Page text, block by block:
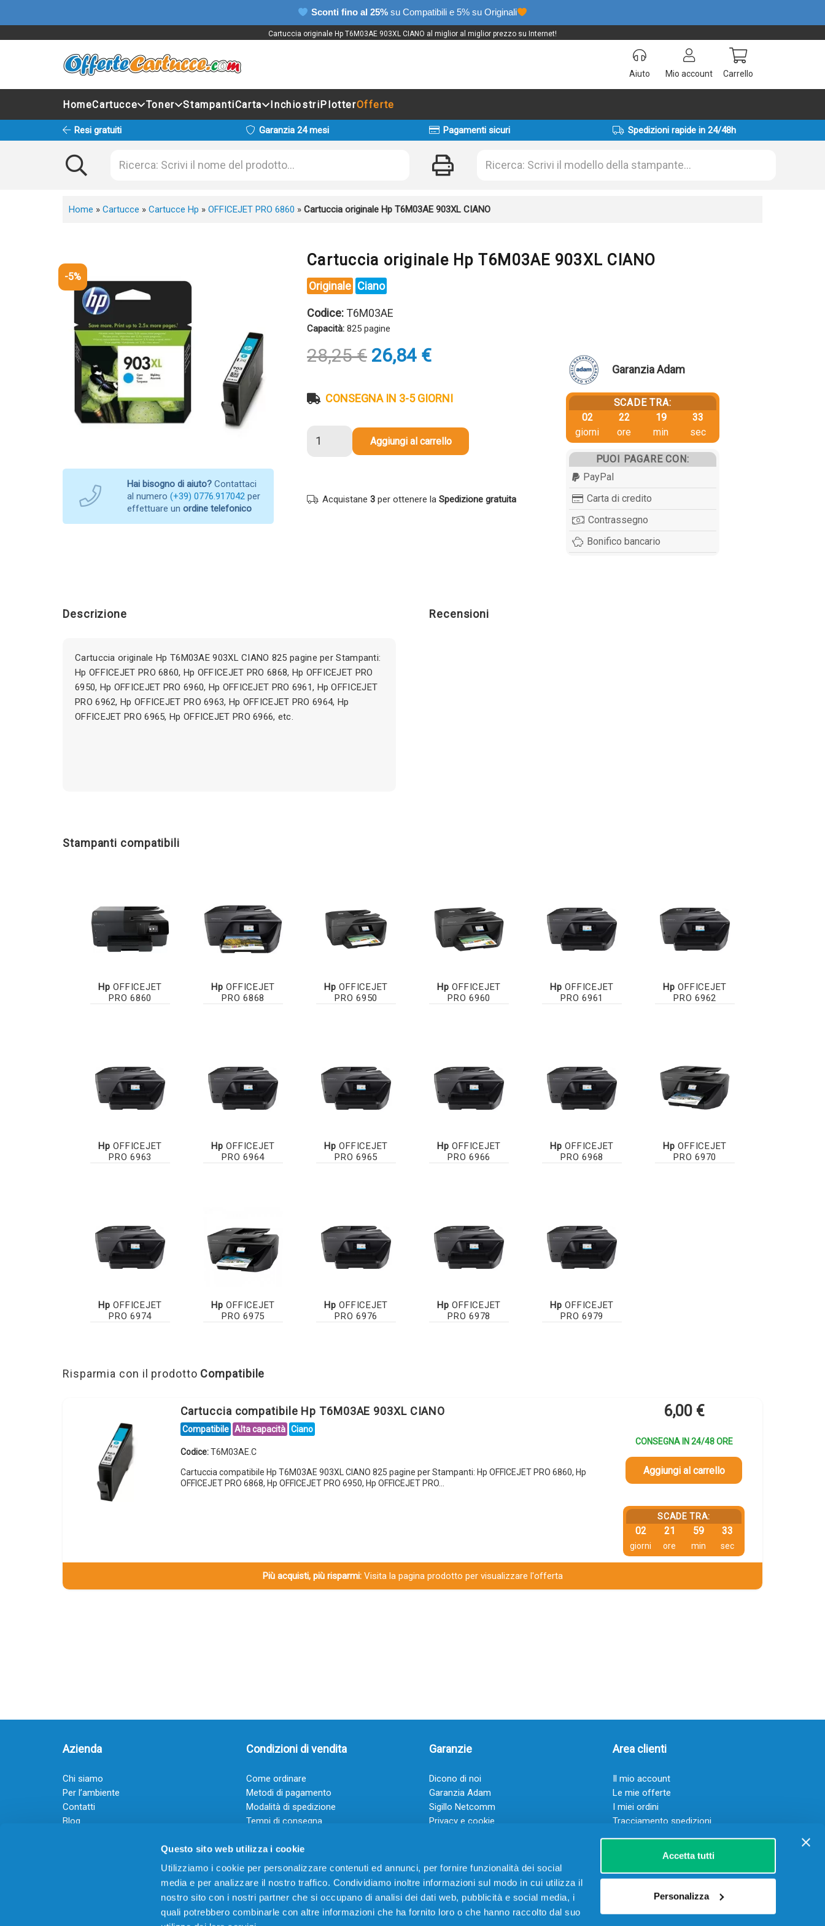
Sconti fino al 25% su Compatibili e 5% su Originali
Questo sito web utilizza i cookie
Utilizziamo i cookie per personalizzare contenuti ed annunci, per fornire funzionalità dei social
media e per analizzare il nostro traffico. Condividiamo inoltre informazioni sul modo in cui utilizza il
nostro sito con i nostri partner che si occupano di analisi dei dati web, pubblicità e social media, i
quali potrebbero combinarle con altre informazioni che ha fornito loro o che hanno raccolto dal suo
Accetta tutti
Personalizza
Cartuccia originale Hp T6M03AE 903XL CIANO al miglior al miglior prezzo su Internet!
Aiuto Mio account Carrello
HomeCartucce Toner StampantiCarta InchiostriPlotterOfferte
Resi gratuiti Garanzia 24 mesi Pagamenti sicuri Spedizioni rapide in 24/48h
Home » Cartucce » Cartucce Hp » OFFICEJET PRO 6860 » Cartuccia originale Hp T6M03AE 903XL CIANO
-5%
Hai bisogno di aiuto? Contattaci
al numero (+39) 0776.917042 per
effettuare un ordine telefonico
Cartuccia originale Hp T6M03AE 903XL CIANO
Originale Ciano
Codice: T6M03AE
Capacità: 825 pagine
28,25€ Il
prezzo
era:
26,84 €Il
è:
CONSEGNA IN 3-5 GIORNI
Cartuccia
originale
CIANO
Aggiungi al carrello
Acquistane 3 per ottenere la Spedizione gratuita
Garanzia Adam
SCADE TRA:
02
giorni
22
ore
19
min
32
sec
PUOI PAGARE CON:
PayPal
Carta di credito
Contrassegno
Bonifico bancario
Descrizione
Cartuccia originale Hp T6M03AE 903XL CIANO 825 pagine per Stampanti:
Hp OFFICEJET PRO 6860, Hp OFFICEJET PRO 6868, Hp OFFICEJET PRO
6950, Hp OFFICEJET PRO 6960, Hp OFFICEJET PRO 6961, Hp OFFICEJET
PRO 6962, Hp OFFICEJET PRO 6963, Hp OFFICEJET PRO 6964, Hp
OFFICEJET PRO 6965, Hp OFFICEJET PRO 6966, etc.
Recensioni
Stampanti compatibili
Hp OFFICEJET
PRO 6860
Hp OFFICEJET
PRO 6868
Hp OFFICEJET
PRO 6950
Hp OFFICEJET
PRO 6960
Hp OFFICEJET
PRO 6961
Hp OFFICEJET
PRO 6962
Hp OFFICEJET
PRO 6963
Hp OFFICEJET
PRO 6964
Hp OFFICEJET
PRO 6965
Hp OFFICEJET
PRO 6966
Hp OFFICEJET
PRO 6968
Hp OFFICEJET
PRO 6970
Hp OFFICEJET
PRO 6974
Hp OFFICEJET
PRO 6975
Hp OFFICEJET
PRO 6976
Hp OFFICEJET
PRO 6978
Hp OFFICEJET
PRO 6979
Risparmia con il prodotto Compatibile
Cartuccia compatibile Hp T6M03AE 903XL CIANO
Compatibile Alta capacità Ciano
Codice:T6M03AE.C
Cartuccia compatibile Hp T6M03AE 903XL CIANO 825 pagine per Stampanti: Hp OFFICEJET PRO 6860, Hp
OFFICEJET PRO 6868, Hp OFFICEJET PRO 6950, Hp OFFICEJET PRO…
6,00 €
CONSEGNA IN 24/48 ORE
Aggiungi al carrello
SCADE TRA:
02
giorni
21
ore
59
min
32
sec
Più acquisti, più risparmi:Visita la pagina prodotto per visualizzare l'offerta
Azienda
Chi siamo
Per l’ambiente
Contatti
Blog
Guadagna con il Dropship
Condizioni di vendita
Come ordinare
Metodi di pagamento
Modalità di spedizione
Tempi di consegna
Garanzie
Dicono di noi
Garanzia Adam
Sigillo Netcomm
Privacy e cookie
Area clienti
Il mio account
Le mie offerte
I miei ordini
Tracciamento spedizioni
Resi
Servizio clienti